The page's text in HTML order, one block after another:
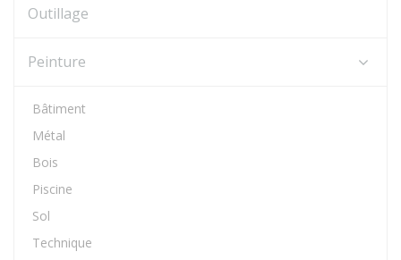
Outillage
Peinture
Bâtiment
Métal
Bois
Piscine
Sol
Technique